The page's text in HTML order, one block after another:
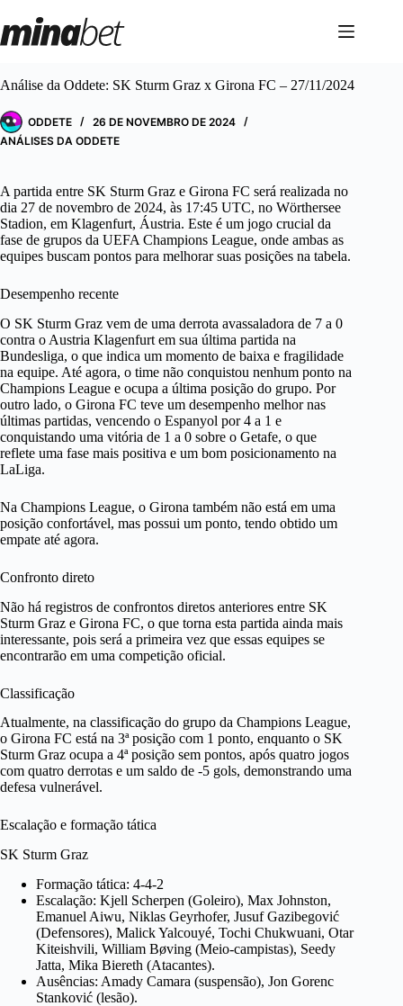
para
o
Análise da Oddete: SK Sturm Graz x Girona FC – 27/11/2024
ODDETE
26 DE NOVEMBRO DE 2024
ANÁLISES DA ODDETE
A partida entre SK Sturm Graz e Girona FC será realizada no
dia 27 de novembro de 2024, às 17:45 UTC, no Wörthersee
Stadion, em Klagenfurt, Áustria. Este é um jogo crucial da
fase de grupos da UEFA Champions League, onde ambas as
equipes buscam pontos para melhorar suas posições na tabela.
Desempenho recente
O SK Sturm Graz vem de uma derrota avassaladora de 7 a 0
contra o Austria Klagenfurt em sua última partida na
Bundesliga, o que indica um momento de baixa e fragilidade
na equipe. Até agora, o time não conquistou nenhum ponto na
Champions League e ocupa a última posição do grupo. Por
outro lado, o Girona FC teve um desempenho melhor nas
últimas partidas, vencendo o Espanyol por 4 a 1 e
conquistando uma vitória de 1 a 0 sobre o Getafe, o que
reflete uma fase mais positiva e um bom posicionamento na
LaLiga.
Na Champions League, o Girona também não está em uma
posição confortável, mas possui um ponto, tendo obtido um
empate até agora.
Confronto direto
Não há registros de confrontos diretos anteriores entre SK
Sturm Graz e Girona FC, o que torna esta partida ainda mais
interessante, pois será a primeira vez que essas equipes se
encontrarão em uma competição oficial.
Classificação
Atualmente, na classificação do grupo da Champions League,
o Girona FC está na 3ª posição com 1 ponto, enquanto o SK
Sturm Graz ocupa a 4ª posição sem pontos, após quatro jogos
com quatro derrotas e um saldo de -5 gols, demonstrando uma
defesa vulnerável.
Escalação e formação tática
SK Sturm Graz
Formação tática: 4-4-2
Escalação: Kjell Scherpen (Goleiro), Max Johnston,
Emanuel Aiwu, Niklas Geyrhofer, Jusuf Gazibegović
(Defensores), Malick Yalcouyé, Tochi Chukwuani, Otar
Kiteishvili, William Bøving (Meio-campistas), Seedy
Jatta, Mika Biereth (Atacantes).
Ausências: Amady Camara (suspensão), Jon Gorenc
Stanković (lesão).